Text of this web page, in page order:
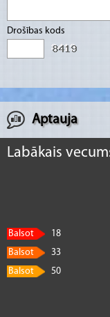
Drošības kods
Aptauja
Labākais
Balsot
18
Balsot
33
Balsot
50